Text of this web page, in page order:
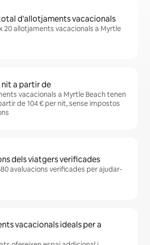
d'allotjaments vacacionals
20 allotjaments vacacionals a Myrtle
nit a partir de
vacacionals a Myrtle Beach tenen
de 104 € per nit, sense impostos
dels viatgers verificades
avaluacions verificades per ajudar-
vacacionals ideals per a